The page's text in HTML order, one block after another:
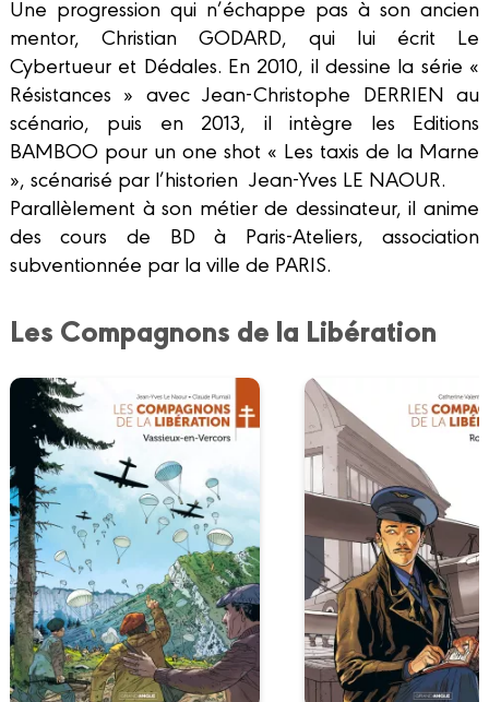
Une progression qui n’échappe pas à son ancien
mentor, Christian GODARD, qui lui écrit Le
Cybertueur et Dédales. En 2010, il dessine la série «
Résistances » avec Jean-Christophe DERRIEN au
scénario, puis en 2013, il intègre les Editions
BAMBOO pour un one shot « Les taxis de la Marne
», scénarisé par l’historien Jean-Yves LE NAOUR.
Parallèlement à son métier de dessinateur, il anime
des cours de BD à Paris-Ateliers, association
subventionnée par la ville de PARIS.
Les Compagnons de la Libération